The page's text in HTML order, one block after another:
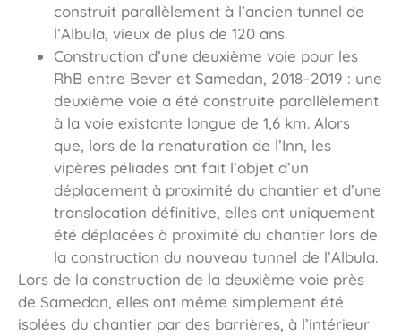
construit parallèlement à l’ancien tunnel de
l’Albula, vieux de plus de 120 ans.
Construction d’une deuxième voie pour les
RhB entre Bever et Samedan, 2018–2019 : une
deuxième voie a été construite parallèlement
à la voie existante longue de 1,6 km. Alors
que, lors de la renaturation de l’Inn, les
vipères péliades ont fait l’objet d’un
déplacement à proximité du chantier et d’une
translocation définitive, elles ont uniquement
été déplacées à proximité du chantier lors de
la construction du nouveau tunnel de l’Albula.
Lors de la construction de la deuxième voie près
de Samedan, elles ont même simplement été
isolées du chantier par des barrières, à l’intérieur